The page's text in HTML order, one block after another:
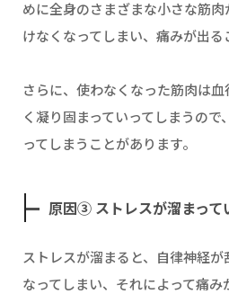
めに全身のさまざまな小さな筋
けなくなってしまい、痛みが出る
さらに、使わなくなった筋肉は
く凝り固まっていってしまうの
ってしまうことがあります。
原因③ ストレスが溜まって
ストレスが溜まると、自律神経
なってしまい、それによって痛